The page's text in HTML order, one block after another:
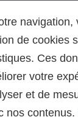
FERMER
DE
navigation,
de cookies
Ces
votre
et de
nos contenus.